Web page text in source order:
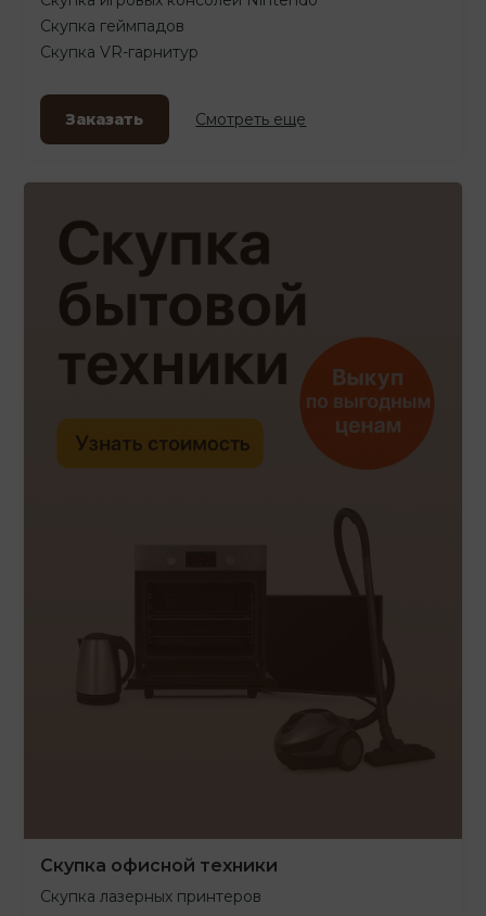
Скупка геймпадов
Скупка VR-гарнитур
Заказать Смотреть еще
Скупка офисной техники
Скупка лазерных принтеров